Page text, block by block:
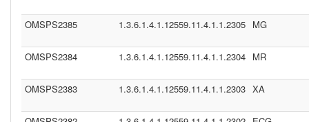
OMSPS2385 1.3.6.1.4.1.12559.11.4.1.1.2305 MG
OMSPS2384 1.3.6.1.4.1.12559.11.4.1.1.2304 MR
OMSPS2383 1.3.6.1.4.1.12559.11.4.1.1.2303 XA